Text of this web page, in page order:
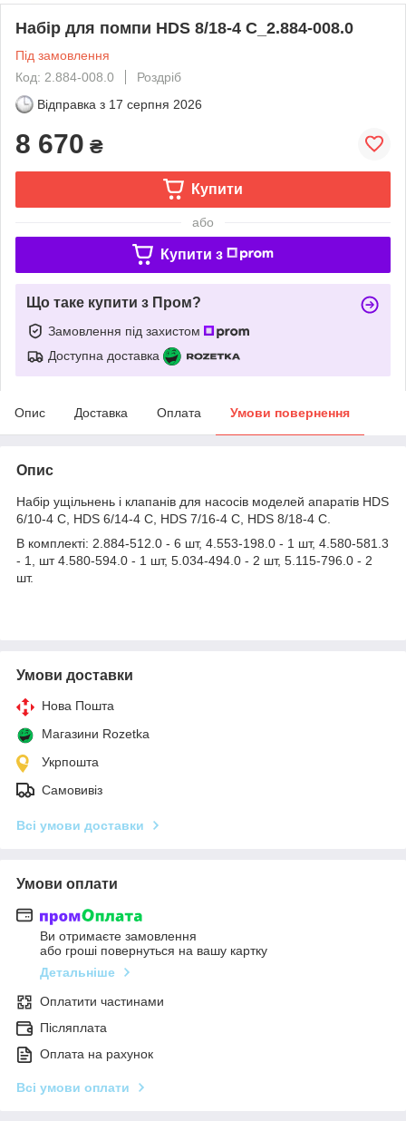
Набір для помпи HDS 8/18-4 C_2.884-008.0
Під замовлення
Код: 2.884-008.0
Роздріб
Відправка з 17 серпня 2026
8 670 ₴
Купити
або
Купити з
Що таке купити з Пром?
Замовлення під захистом
Доступна доставка
Опис Доставка Оплата Умови повернення
Опис
Набір ущільнень і клапанів для насосів моделей апаратів HDS
6/10-4 C, HDS 6/14-4 C, HDS 7/16-4 C, HDS 8/18-4 C.
В комплекті: 2.884-512.0 - 6 шт, 4.553-198.0 - 1 шт, 4.580-581.3
- 1, шт 4.580-594.0 - 1 шт, 5.034-494.0 - 2 шт, 5.115-796.0 - 2
шт.
Умови доставки
Нова Пошта
Магазини Rozetka
Укрпошта
Самовивіз
Всі умови доставки
Умови оплати
Ви отримаєте замовлення
або гроші повернуться на вашу картку
Детальніше
Оплатити частинами
Післяплата
Оплата на рахунок
Всі умови оплати